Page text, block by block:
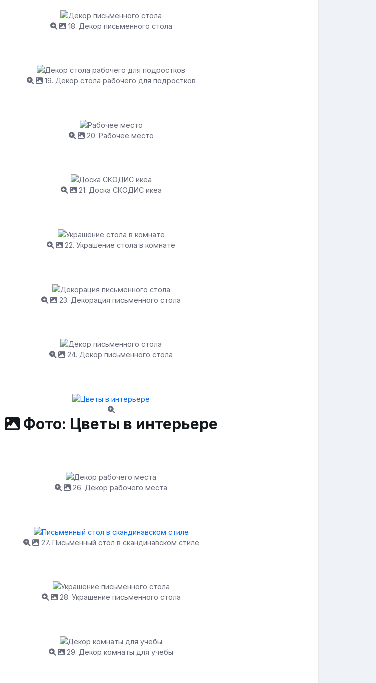
18. Декор письменного стола
19. Декор стола рабочего для подростков
20. Рабочее место
21. Доска СКОДИС икеа
22. Украшение стола в комнате
23. Декорация письменного стола
24. Декор письменного стола
Фото: Цветы в интерьере
26. Декор рабочего места
27. Письменный стол в скандинавском стиле
28. Украшение письменного стола
29. Декор комнаты для учебы